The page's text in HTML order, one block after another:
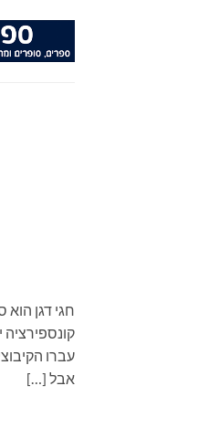
חגי דגן הוא
קונספירציה
עברו
אבל […]